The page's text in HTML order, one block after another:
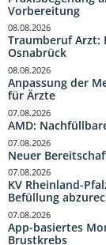
Vorbereitung
Traumberuf Arzt:
Osnabrück
08.08.2026
Anpassung der
für Ärzte
08.08.2026
AMD:
07.08.2026
Neuer
07.08.2026
KV Rheinland-
Befüllung
07.08.2026
App-basiertes
Brustkrebs
07.08.2026